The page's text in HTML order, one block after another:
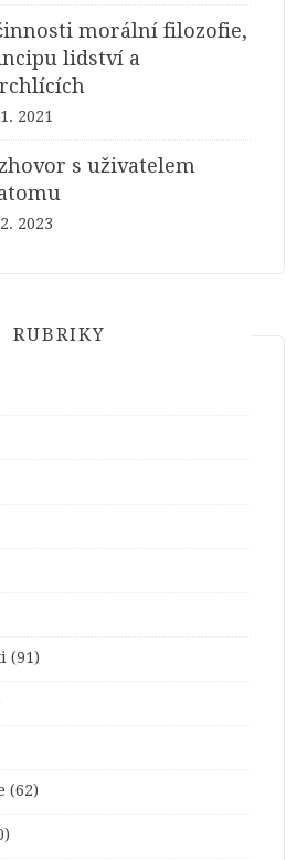
morální filozofie,
lidství a
2021
s uživatelem
2023
RUBRIKY
(91)
(62)